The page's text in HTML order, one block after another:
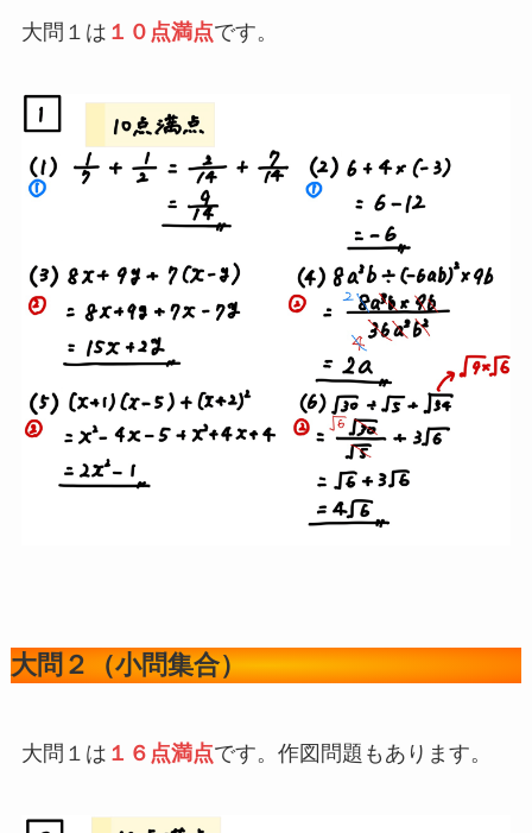
大問１は １０点満点です。
大問２（小問集合）
大問１は １６点満点です。作図問題もあります。